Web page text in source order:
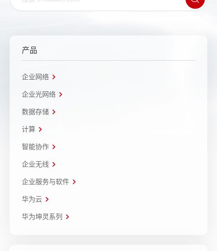
产品
企业网络
企业光网络
数据存储
计算
智能协作
企业无线
企业服务与软件
华为云
华为坤灵系列